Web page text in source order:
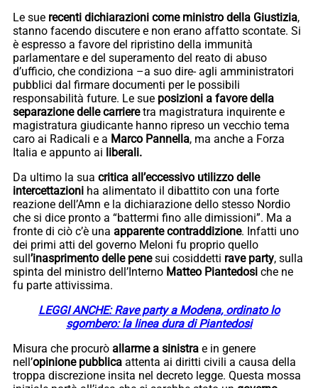
Le sue recenti dichiarazioni come ministro della Giustizia,
stanno facendo discutere e non erano affatto scontate. Si
è espresso a favore del ripristino della immunità
parlamentare e del superamento del reato di abuso
d’ufficio, che condiziona –a suo dire- agli amministratori
pubblici dal firmare documenti per le possibili
responsabilità future. Le sue posizioni a favore della
separazione delle carrieretra magistratura inquirente e
magistratura giudicante hanno ripreso un vecchio tema
caro ai Radicali e a Marco Pannella, ma anche a Forza
Italia e appunto ai liberali.
Da ultimo la sua critica all’eccessivo utilizzo delle
intercettazioni ha alimentato il dibattito con una forte
reazione dell’Amn e la dichiarazione dello stesso Nordio
che si dice pronto a “battermi fino alle dimissioni”. Ma a
fronte di ciò c’è una apparente contraddizione. Infatti uno
dei primi atti del governo Meloni fu proprio quello
sull’inasprimento delle penesui cosiddetti rave party, sulla
spinta del ministro dell’Interno Matteo Piantedosi che ne
fu parte attivissima.
LEGGI ANCHE: Rave party a Modena, ordinato lo
sgombero: la linea dura di Piantedosi
Misura che procurò allarme a sinistra e in genere
nell’opinione pubblica attenta ai diritti civili a causa della
troppa discrezione insita nel decreto legge. Questa mossa